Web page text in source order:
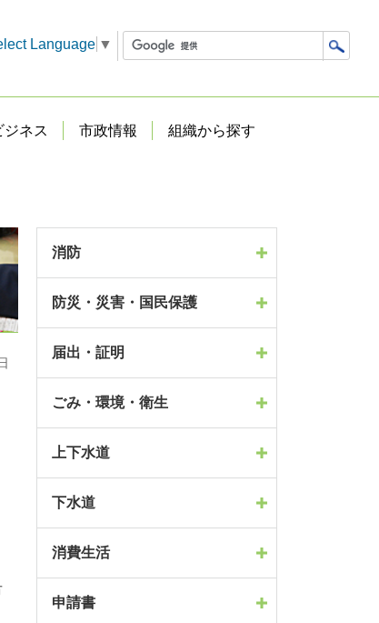
Language ▼
ジネス 市政情報 組織から探す
消防
防災・災害・国民保護
届出・証明
ごみ・環境・衛生
上下水道
下水道
消費生活
申請書